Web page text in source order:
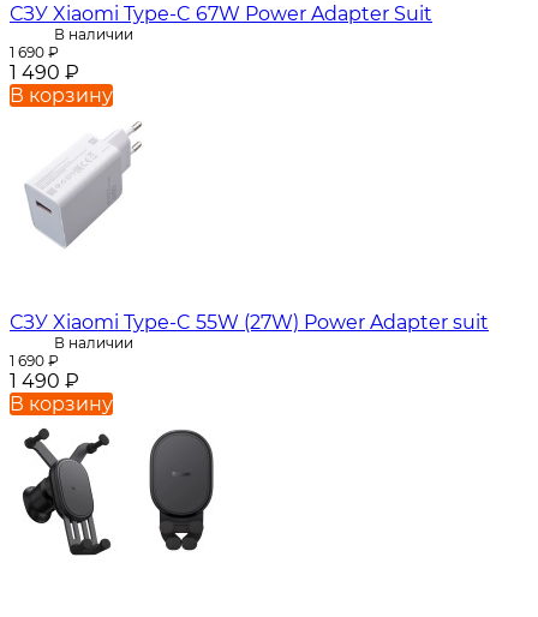
СЗУ Xiaomi Type-C 67W Power Adapter Suit
В наличии
1 690 ₽
1 490 ₽
В корзину
СЗУ Xiaomi Type-C 55W (27W) Power Adapter suit
В наличии
1 690 ₽
1 490 ₽
В корзину